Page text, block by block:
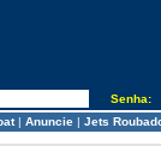
Senha:
| Anuncie| Jets